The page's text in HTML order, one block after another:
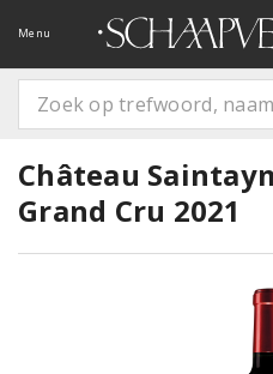
Menu
Château
Grand Cru 2021